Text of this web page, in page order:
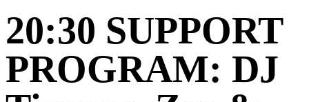
20:30 SUPPORT
PROGRAM: DJ